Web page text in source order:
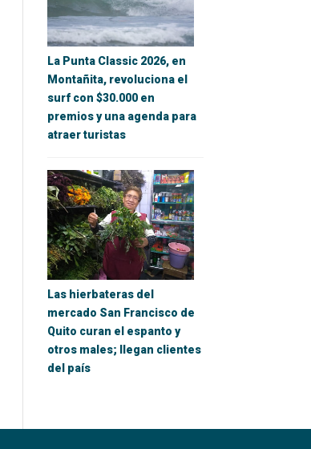
La Punta Classic 2026, en
Montañita, revoluciona el
surf con $30.000 en
premios y una agenda para
atraer turistas
Las hierbateras del
mercado San Francisco de
Quito curan el espanto y
otros males; llegan clientes
del país